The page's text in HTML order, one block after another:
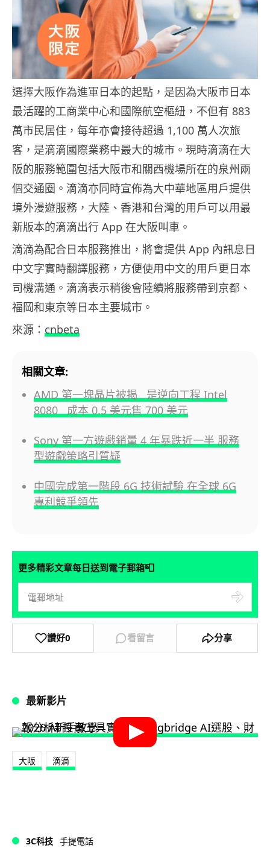
選擇大阪作為進軍日本的起點，是因為大阪市日本
最活躍的工商業中心和國際航空樞紐，不但有 883
萬市民居住，每年亦會接待超過 1,100 萬人次旅
客，是滴滴國際業務中最大的城市。現時滴滴在大
阪的服務範圍包括大阪市和關西機場所在的泉州兩
個交通圈。滴滴亦同時宣佈為大中華地區用戶提供
境外漫遊服務，大陸、香港和台灣的用戶可以用最
新版本的滴滴出行 App 在大阪叫車。
滴滴為配合日本服務推出，將會提供 App 內訊息日
中文字實時翻譯服務，方便使用中文的用戶更日本
司機溝通。滴滴表示稍後會陸續將服務帶到京都、
福岡和東京等日本主要城市。
來源： cnbeta
相關文章:
AMD 第一塊晶片被揭 是逆向工程 Intel
8080 成本 0.5 美元售 700 美元
Sony 第一方遊戲銷量 4 年暴跌近一半 服務
型遊戲策略引質疑
中國完成第一階段 6G 技術試驗 在全球 6G
專利競爭領先
更多精彩文章每日送到電子郵箱📮
讚好0 看留言 分享
最新影片
大阪 滴滴
3C科技 手提電話